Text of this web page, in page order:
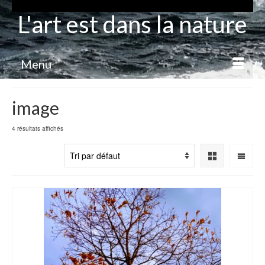
L'art est dans la nature
Menu
image
4 résultats affichés